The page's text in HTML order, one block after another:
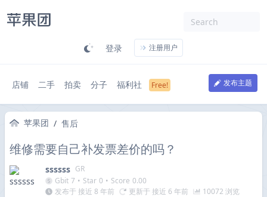
登录 注册用户
店铺 二手 拍卖 分子 福利社 发布主题
苹果团 / 售后
维修需要自己补发票差价的吗？
ssssss GR
Gbit 7 • Star 0 • Score 0.00
发布于 接近 8 年前
更新于 接近 6 年前 10072 浏览